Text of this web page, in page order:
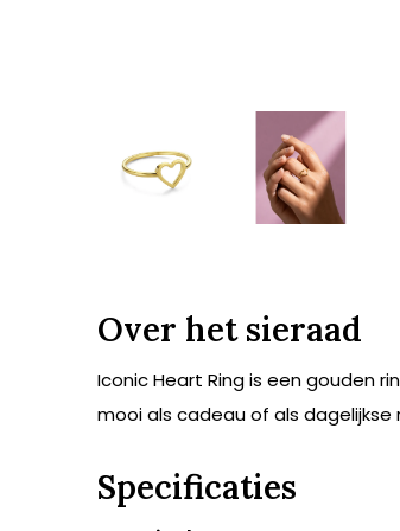
Over het sieraad
Iconic Heart Ring is een gouden
mooi als cadeau of als dagelijkse
Specificaties